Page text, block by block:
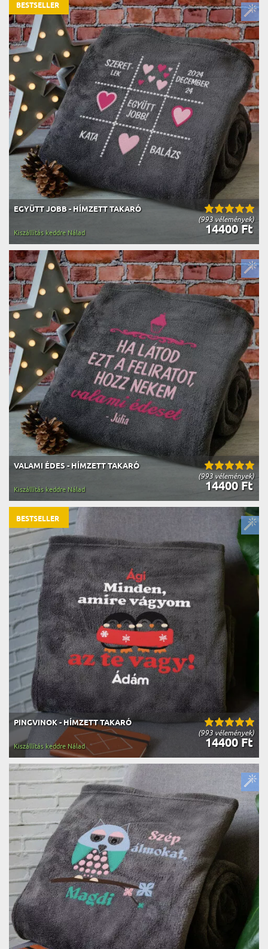
(993 vélemények)
EGYÜTT JOBB - HÍMZETT TAKARÓ
14400 Ft
Kiszállítás keddre Nálad
BESTSELLER
(993 vélemények)
VALAMI ÉDES - HÍMZETT TAKARÓ
14400 Ft
Kiszállítás keddre Nálad
(993 vélemények)
PINGVINOK - HÍMZETT TAKARÓ
14400 Ft
Kiszállítás keddre Nálad
BESTSELLER